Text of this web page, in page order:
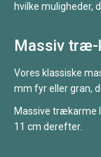
hvilke muligheder,
Massiv træ-
Vores klassiske
mm fyr eller gran,
Massive trækarme
11 cm derefter.